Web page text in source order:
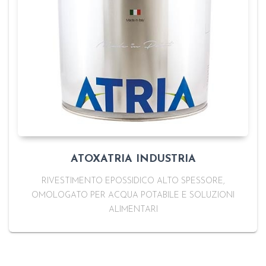
ATOXATRIA INDUSTRIA
RIVESTIMENTO EPOSSIDICO ALTO SPESSORE,
OMOLOGATO PER ACQUA POTABILE E SOLUZIONI
ALIMENTARI